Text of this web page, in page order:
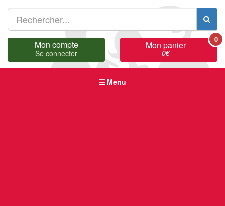
Mon compte
Se connecter
Mon panier
0€
0
Menu